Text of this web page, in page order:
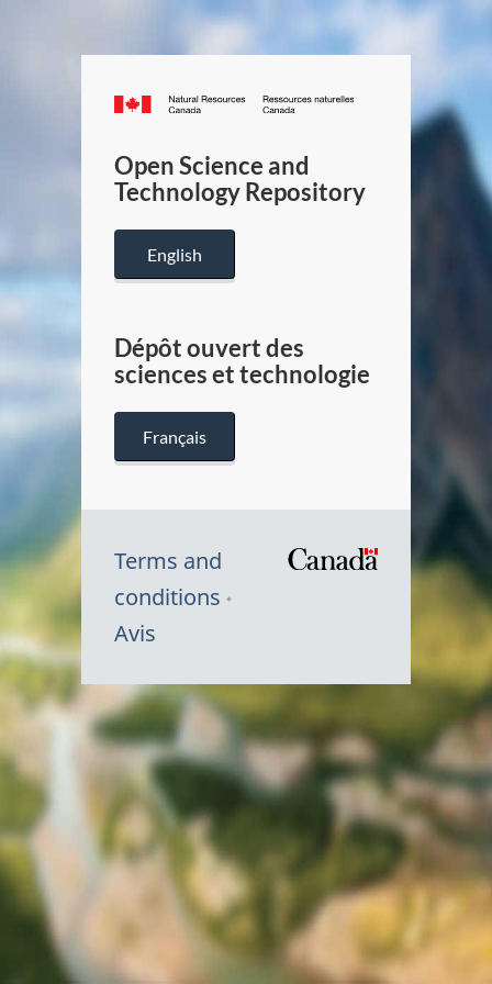
Canada.ca
/
Canada
Open Science and
Technology Repository
English
Dépôt ouvert des
sciences et technologie
Français
Terms and
conditions
Avis
Canada